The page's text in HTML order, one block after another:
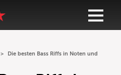
Die besten Bass Riffs in Noten und